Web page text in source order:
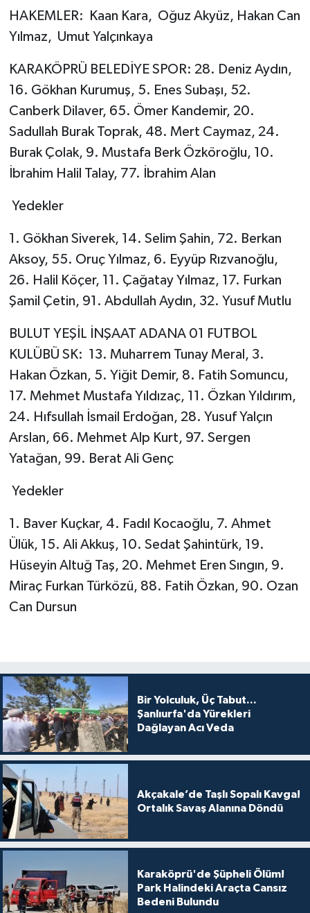
HAKEMLER: Kaan Kara, Oğuz Akyüz, Hakan Can
Yılmaz, Umut Yalçınkaya
KARAKÖPRÜ BELEDİYE SPOR: 28. Deniz Aydın,
16. Gökhan Kurumuş, 5. Enes Subaşı, 52.
Canberk Dilaver, 65. Ömer Kandemir, 20.
Sadullah Burak Toprak, 48. Mert Caymaz, 24.
Burak Çolak, 9. Mustafa Berk Özköroğlu, 10.
İbrahim Halil Talay, 77. İbrahim Alan
Yedekler
1. Gökhan Siverek, 14. Selim Şahin, 72. Berkan
Aksoy, 55. Oruç Yılmaz, 6. Eyyüp Rızvanoğlu,
26. Halil Köçer, 11. Çağatay Yılmaz, 17. Furkan
Şamil Çetin, 91. Abdullah Aydın, 32. Yusuf Mutlu
BULUT YEŞİL İNŞAAT ADANA 01 FUTBOL
KULÜBÜ SK: 13. Muharrem Tunay Meral, 3.
Hakan Özkan, 5. Yiğit Demir, 8. Fatih Somuncu,
17. Mehmet Mustafa Yıldızaç, 11. Özkan Yıldırım,
24. Hıfsullah İsmail Erdoğan, 28. Yusuf Yalçın
Arslan, 66. Mehmet Alp Kurt, 97. Sergen
Yatağan, 99. Berat Ali Genç
Yedekler
1. Baver Kuçkar, 4. Fadıl Kocaoğlu, 7. Ahmet
Ülük, 15. Ali Akkuş, 10. Sedat Şahintürk, 19.
Hüseyin Altuğ Taş, 20. Mehmet Eren Sıngın, 9.
Miraç Furkan Türközü, 88. Fatih Özkan, 90. Ozan
Can Dursun
Bir Yolculuk, Üç Tabut...
Şanlıurfa'da Yürekleri
Dağlayan Acı Veda
Akçakale’de Taşlı Sopalı Kavga!
Ortalık Savaş Alanına Döndü
Karaköprü'de Şüpheli Ölüm!
Park Halindeki Araçta Cansız
Bedeni Bulundu